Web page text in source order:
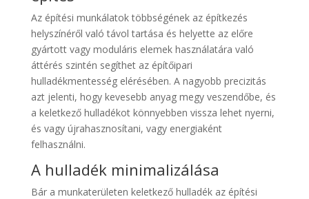
Az építési munkálatok többségének az építkezés
helyszínéről való távol tartása és helyette az előre
gyártott vagy moduláris elemek használatára való
áttérés szintén segíthet az építőipari
hulladékmentesség elérésében. A nagyobb precizitás
azt jelenti, hogy kevesebb anyag megy veszendőbe, és
a keletkező hulladékot könnyebben vissza lehet nyerni,
és vagy újrahasznosítani, vagy energiaként
felhasználni.
A hulladék minimalizálása
Bár a munkaterületen keletkező hulladék az építési